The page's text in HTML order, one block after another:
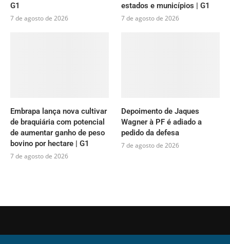
G1
7 de agosto de 2026
estados e municípios | G1
7 de agosto de 2026
Embrapa lança nova cultivar
de braquiária com potencial
de aumentar ganho de peso
bovino por hectare | G1
7 de agosto de 2026
Depoimento de Jaques
Wagner à PF é adiado a
pedido da defesa
7 de agosto de 2026